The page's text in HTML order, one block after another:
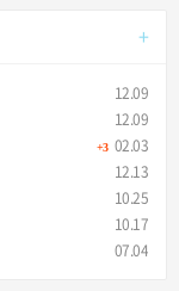
+
12.09
12.09
+3 02.03
12.13
10.25
10.17
07.04